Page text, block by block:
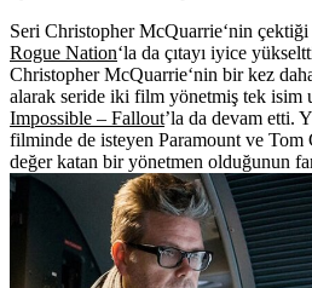
Seri Christopher McQuarrie‘nin çektiği
Rogue Nation‘la da çıtayı iyice
Christopher McQuarrie‘nin bir kez
alarak seride iki film yönetmiş tek isim
Impossible – Fallout’la da devam etti.
filminde de isteyen Paramount ve Tom
değer katan bir yönetmen olduğunun